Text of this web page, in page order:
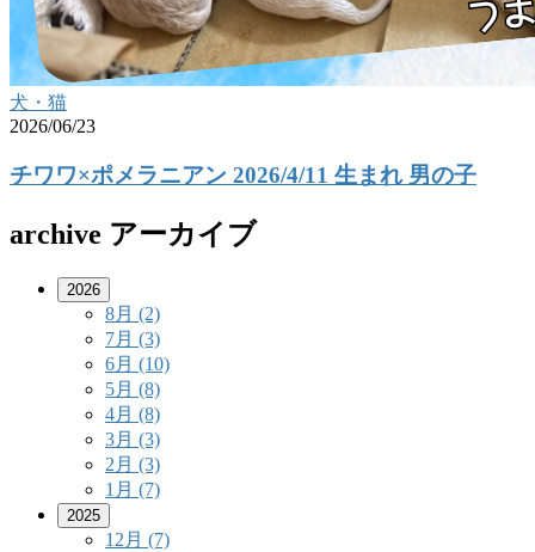
犬・猫
2026/06/23
チワワ×ポメラニアン 2026/4/11 生まれ 男の子
archive アーカイブ
2026
8月 (2)
7月 (3)
6月 (10)
5月 (8)
4月 (8)
3月 (3)
2月 (3)
1月 (7)
2025
12月 (7)